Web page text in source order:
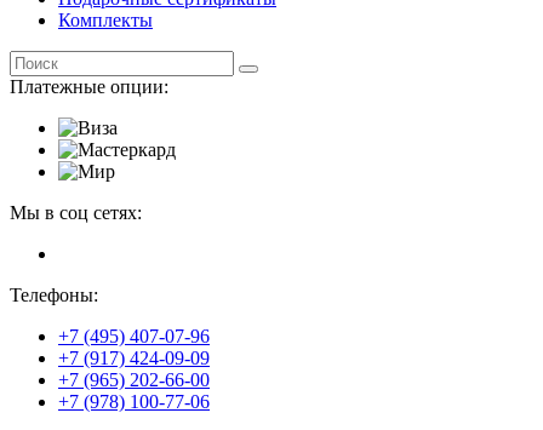
Комплекты
Платежные опции:
Мы в соц сетях:
Телефоны:
+7 (495) 407-07-96
+7 (917) 424-09-09
+7 (965) 202-66-00
+7 (978) 100-77-06